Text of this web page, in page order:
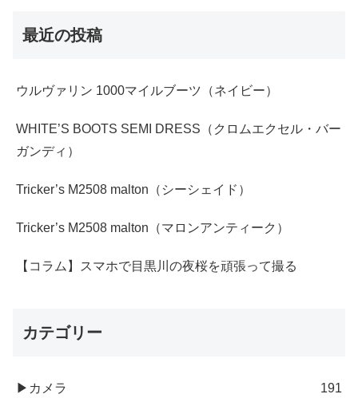
最近の投稿
ウルヴァリン 1000マイルブーツ（ネイビー）
WHITE’S BOOTS SEMI DRESS（クロムエクセル・バー
ガンディ）
Tricker’s M2508 malton（シーシェイド）
Tricker’s M2508 malton（マロンアンティーク）
【コラム】スマホで目黒川の夜桜を頑張って撮る
カテゴリー
▶カメラ 191